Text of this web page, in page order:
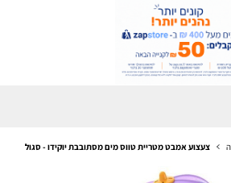
צעצוע אמבט מטריית טווס מים מסתובבת יוקידו - סגול